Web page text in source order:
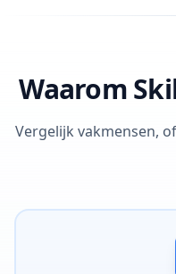
Waarom
Vergelijk vakmensen,